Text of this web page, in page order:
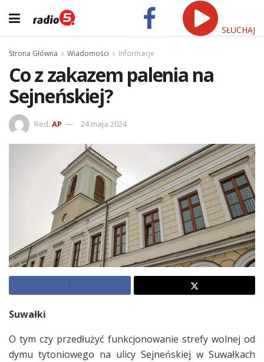
SŁUCHAJ
Strona Główna Wiadomości Informacje
Co z zakazem palenia na
Sejneńskiej?
Red. AP 24 maja 2024
Suwałki
O tym czy przedłużyć funkcjonowanie strefy wolnej od
dymu tytoniowego na ulicy Sejneńskiej w Suwałkach